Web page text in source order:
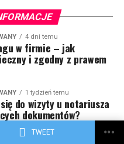
TWEET
4 dni temu
w firmie – jak
i zgodny z prawem
1 tydzień temu
do wizyty u notariusza
dokumentów?